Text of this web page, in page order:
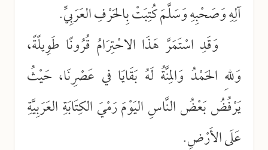
آلِهِ وَصَحْبِهِ وَسَلَّمَ كُتِبَتْ بِالحَرْفِ العَرَبِيِّ.
وَقَدِ اسْتَمَرَّ هَذَا الاحْتِرَامُ قُرُونًا طَوِيلًةً،
وَللهِ الحَمْدُ وَالمِنَّةُ لَهُ بَقَايَا في عَصْرِنَا، حَيْثُ
يَرْفُضُ بَعْضُ النَّاسِ اليَوْمَ رَمْيَ الكِتَابَةِ العَرَبِيَّةِ
عَلَى الأَرْضِ.